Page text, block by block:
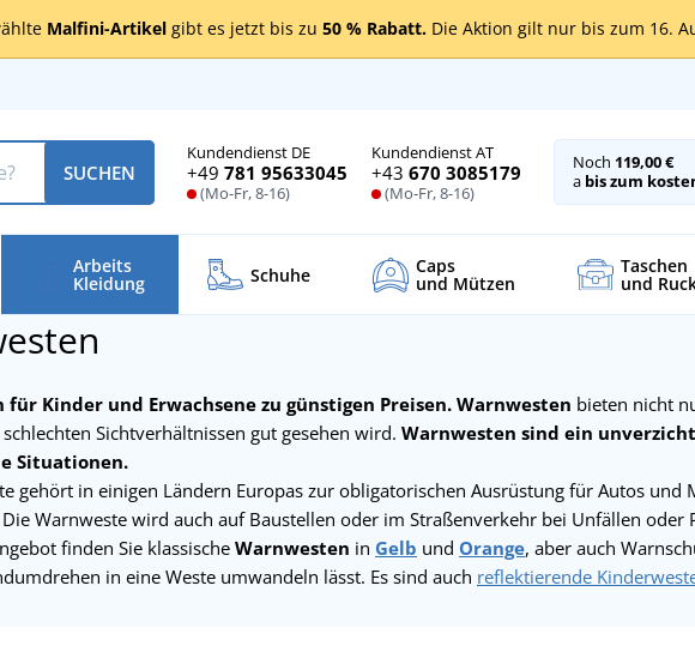
Malfini-Artikel gibt es jetzt bis zu 50 % Rabatt. Die Aktion gilt nur bis zum 16.
Kundendienst DE
+49 781 95633045
(Mo-Fr, 8-16)
Kundendienst AT
+43 670 3085179
(Mo-Fr, 8-16)
SUCHEN Noch 119,00 €
a bis zum
Arbeits
Kleidung Schuhe Caps
und Mützen
Taschen
und
für Kinder und Erwachsene zu günstigen Preisen.Warnwesten bieten nicht
Sichtverhältnissen gut gesehen wird. Warnwesten sind ein
Situationen.
gehört in einigen Ländern Europas zur obligatorischen Ausrüstung für Autos und
Warnweste wird auch auf Baustellen oder im Straßenverkehr bei Unfällen oder
finden Sie klassische Warnwesten in Gelb und Orange, aber auch
in eine Weste umwandeln lässt. Es sind auch reflektierende